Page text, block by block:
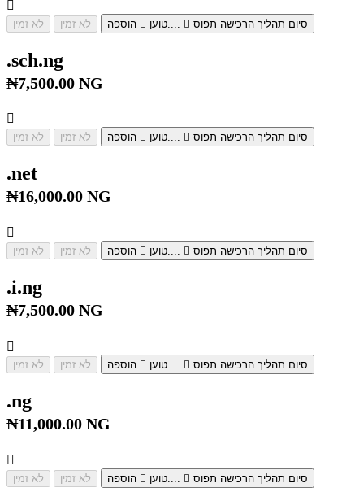
לא זמין לא זמין הוספה סיום תהליך הרכישה תפוס
.sch.ng
₦7,500.00 NG
לא זמין לא זמין הוספה טוען.... סיום תהליך הרכישה תפוס
.net
₦16,000.00 NG
לא זמין לא זמין הוספה טוען.... סיום תהליך הרכישה תפוס
.i.ng
₦7,500.00 NG
לא זמין לא זמין הוספה טוען.... סיום תהליך הרכישה תפוס
.ng
₦11,000.00 NG
לא זמין לא זמין הוספה סיום תהליך הרכישה תפוס